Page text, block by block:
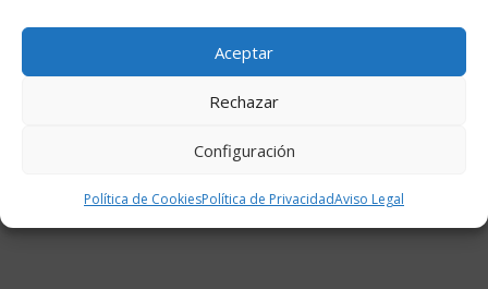
Aceptar
Rechazar
Configuración
Política de CookiesPolítica de PrivacidadAviso Legal